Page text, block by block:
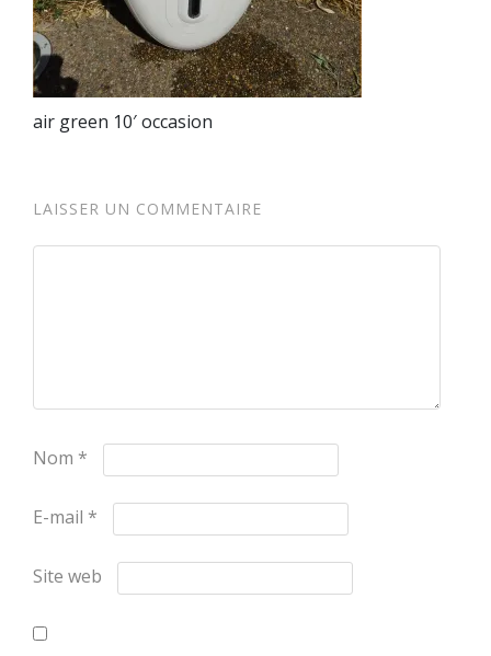
air green 10′ occasion
LAISSER UN COMMENTAIRE
Nom *
E-mail *
Site web